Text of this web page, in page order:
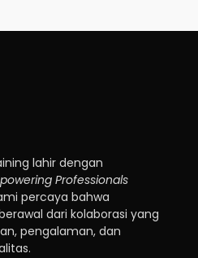
lahir dengan
Professionals
percaya bahwa
dari kolaborasi yang
pengalaman, dan